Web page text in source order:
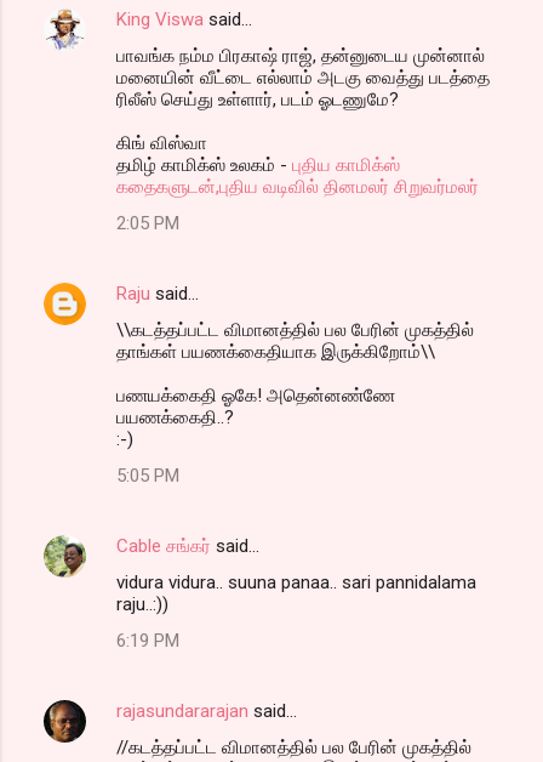
King Viswa said…
பாவங்க நம்ம பிரகாஷ் ராஜ், தன்னுடைய முன்னால்
மனையின் வீட்டை எல்லாம் அடகு வைத்து படத்தை
ரிலீஸ் செய்து உள்ளார், படம் ஓடணுமே?
கிங் விஸ்வா
தமிழ் காமிக்ஸ் உலகம் - புதிய காமிக்ஸ்
கதைகளுடன்,புதிய வடிவில் தினமலர் சிறுவர்மலர்
2:05 PM
Raju said…
\\கடத்தப்பட்ட விமானத்தில் பல பேரின் முகத்தில்
தாங்கள் பயணக்கைதியாக இருக்கிறோம்\\
பணயக்கைதி ஓகே! அதென்னண்ணே
பயணக்கைதி..?
:-)
5:05 PM
Cable சங்கர் said…
vidura vidura.. suuna panaa.. sari pannidalama
raju..:))
6:19 PM
rajasundararajan said…
//கடத்தப்பட்ட விமானத்தில் பல பேரின் முகத்தில்